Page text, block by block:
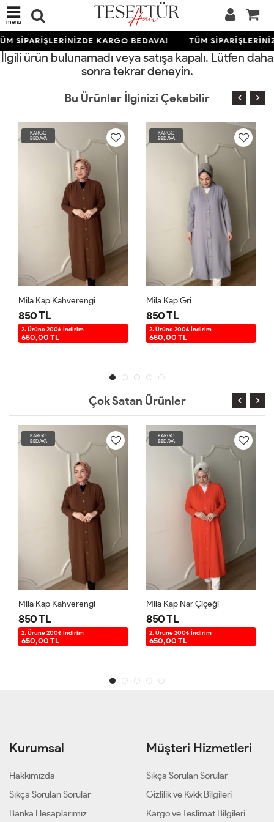
menü
SİPARİŞLERİNİZDE KARGO BEDAVA! TÜM
İlgili ürün bulunamadı veya satışa kapalı. Lütfen daha
sonra tekrar deneyin.
Bu Ürünler İlginizi Çekebilir
KARGO
BEDAVA
Mila Kap Kahverengi
850 TL
2. Ürüne 200₺ İndirim
650,00 TL
KARGO
BEDAVA
Mila Kap Gri
850 TL
2. Ürüne 200₺ İndirim
650,00 TL
Çok Satan Ürünler
KARGO
BEDAVA
Mila Kap Kahverengi
850 TL
2. Ürüne 200₺ İndirim
650,00 TL
KARGO
BEDAVA
Mila Kap Nar Çiçeği
850 TL
2. Ürüne 200₺ İndirim
650,00 TL
Kurumsal
Hakkımızda
Sıkça Sorulan Sorular
Banka Hesaplarımız
Müşteri Hizmetleri
Sıkça Sorulan Sorular
Gizlilik ve Kvkk Bilgileri
Kargo ve Teslimat Bilgileri